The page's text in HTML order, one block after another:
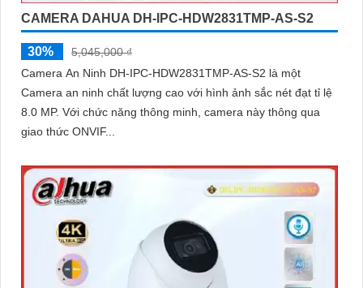
CAMERA DAHUA DH-IPC-HDW2831TMP-AS-S2
30%
5,045,000 ₫
Camera An Ninh DH-IPC-HDW2831TMP-AS-S2 là một
Camera an ninh chất lượng cao với hình ảnh sắc nét đạt tỉ lệ
8.0 MP. Với chức năng thông minh, camera này thông qua
giao thức ONVIF...